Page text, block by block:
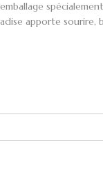
apporte sourire,